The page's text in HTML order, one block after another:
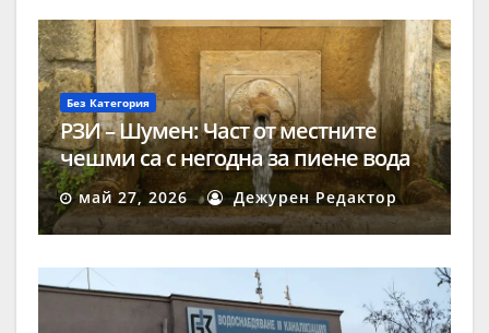
Без Категория
РЗИ – Шумен: Част от местните
чешми са с негодна за пиене вода
май 27, 2026 Дежурен Редактор